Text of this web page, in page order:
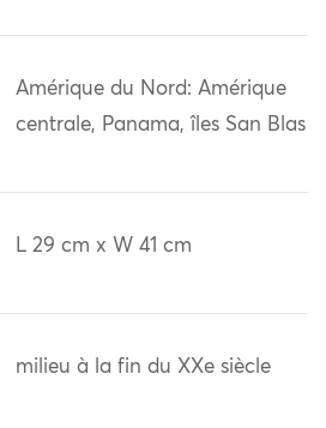
Amérique du Nord: Amérique
centrale, Panama, îles San Blas
L 29 cm x W 41 cm
milieu à la fin du XXe siècle